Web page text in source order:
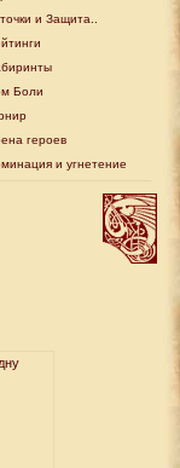
и Защита..
Боли
героев
и угнетение